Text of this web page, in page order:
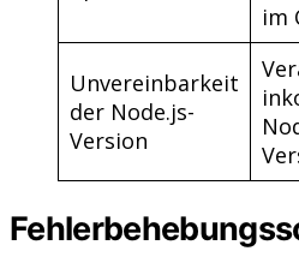
im
Unvereinbarkeit
der Node.js-
Version